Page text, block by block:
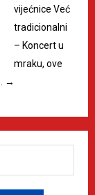
vijećnice Već
tradicionalni
– Koncert u
mraku, ove
→